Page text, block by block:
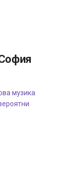
музика